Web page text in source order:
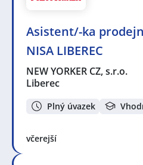
Asistent/-ka
NISA LIBEREC
NEW YORKER CZ, s.r.o.
Liberec
Plný úvazek
včerejší